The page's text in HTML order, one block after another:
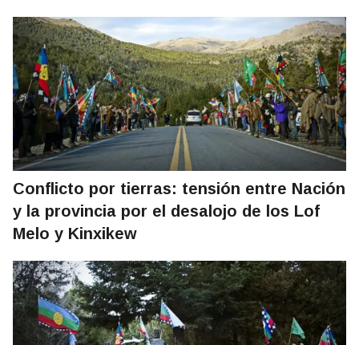
Conflicto por tierras: tensión entre Nación
y la provincia por el desalojo de los Lof
Melo y Kinxikew